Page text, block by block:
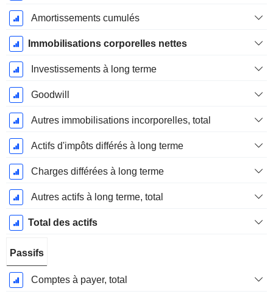
Amortissements cumulés
Immobilisations corporelles nettes
Investissements à long terme
Goodwill
Autres immobilisations incorporelles, total
Actifs d'impôts différés à long terme
Charges différées à long terme
Autres actifs à long terme, total
Total des actifs
Passifs
Comptes à payer, total